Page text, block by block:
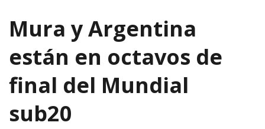
Mura y Argentina
están en octavos de
final del Mundial
sub20